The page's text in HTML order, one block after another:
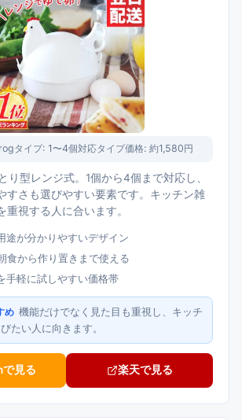
タイプ: 1〜4個対応タイプ価格: 約1,580円
り型レンジ式。1個から4個まで対応し、
すさも選びやすい要素です。キッチン雑
重視する人に合います。
途が分かりやすいデザイン
食から作り置きまで使える
手軽に試しやすい価格帯
め 機能だけでなく見た目も重視し、キッチ
たい人に向きます。
見る 楽天で見る